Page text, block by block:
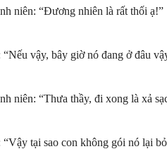
niên: “Đương nhiên là rất thối ạ!”
“Nếu vậy, bây giờ nó đang ở đâu
niên: “Thưa thầy, đi xong là xả
“Vậy tại sao con không gói nó lại